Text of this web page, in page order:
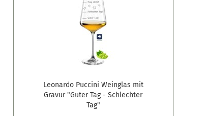
Leonardo Puccini Weinglas mit
Gravur "Guter Tag - Schlechter
Tag"